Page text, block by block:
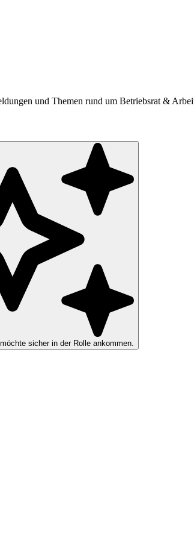
und Themen rund um Betriebsrat &
sicher in der Rolle ankommen.